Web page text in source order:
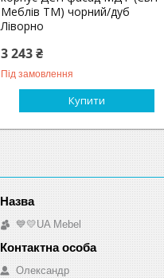
Меблів TM) чорний/дуб
Ліворно
3 243 ₴
Під замовлення
Купити
💙💛UA Mebel
Олександр